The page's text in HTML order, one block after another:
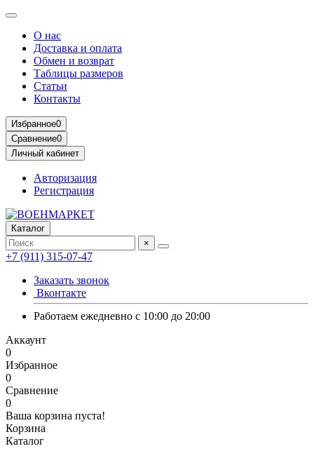
О нас
Доставка и оплата
Обмен и возврат
Таблицы размеров
Статьи
Контакты
Избранное0
Сравнение0
Личный кабинет
Авторизация
Регистрация
Каталог
×
+7 (911) 315-07-47
Заказать звонок
Вконтакте
Работаем ежедневно с 10:00 до 20:00
Аккаунт
0
Избранное
0
Сравнение
0
Ваша корзина пуста!
Корзина
Каталог